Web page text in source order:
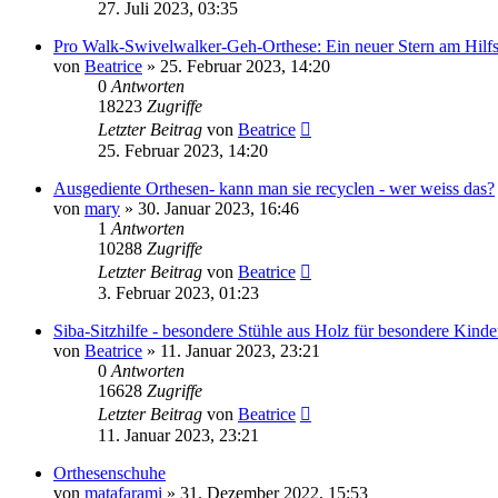
27. Juli 2023, 03:35
Pro Walk-Swivelwalker-Geh-Orthese: Ein neuer Stern am
von Beatrice » 25. Februar 2023, 14:20
0 Antworten
18223 Zugriffe
Letzter Beitrag von Beatrice
25. Februar 2023, 14:20
Ausgediente Orthesen- kann man sie recyclen - wer weiss das?
von mary » 30. Januar 2023, 16:46
1 Antworten
10288 Zugriffe
Letzter Beitrag von Beatrice
3. Februar 2023, 01:23
Siba-Sitzhilfe - besondere Stühle aus Holz für besondere
von Beatrice » 11. Januar 2023, 23:21
0 Antworten
16628 Zugriffe
Letzter Beitrag von Beatrice
11. Januar 2023, 23:21
Orthesenschuhe
von matafarami » 31. Dezember 2022, 15:53